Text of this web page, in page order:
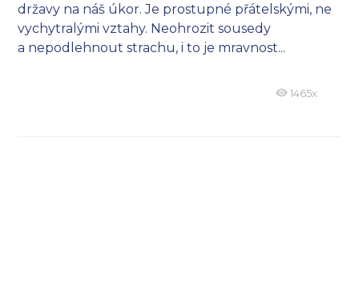
državy na náš úkor. Je prostupné přátelskými, ne
vychytralými vztahy. Neohrozit sousedy
a nepodlehnout strachu, i to je mravnost...
1465x